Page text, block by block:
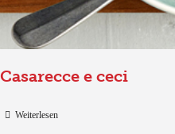
Casarecce e ceci
Weiterlesen